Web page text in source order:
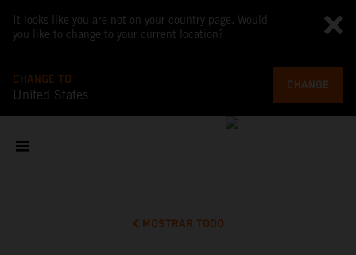
It looks like you are not on your country page. Would
you like to change to your current location?
CHANGE TO
United States
CHANGE
MOSTRAR TODO